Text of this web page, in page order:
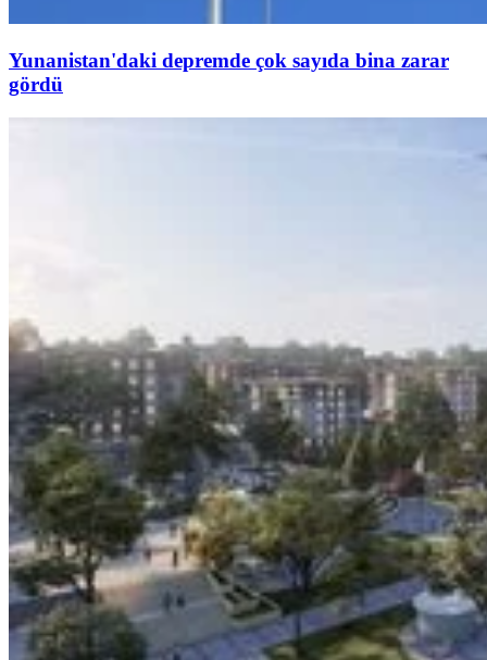
Yunanistan'daki depremde çok sayıda bina zarar
gördü